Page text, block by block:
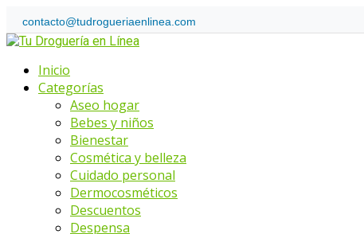
content
contacto@tudrogueriaenlinea.com
Home
Menu
Inicio
Categorías
Aseo hogar
Bebes y niños
Bienestar
Cosmética y belleza
Cuidado personal
Dermocosméticos
Descuentos
Despensa